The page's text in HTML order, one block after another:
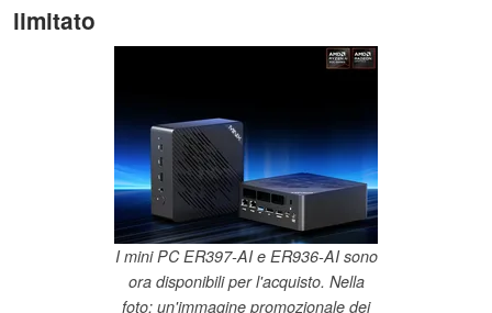
limitato
I mini PC ER397-AI e ER936-AI sono
ora disponibili per l'acquisto. Nella
foto: un'immagine promozionale dei